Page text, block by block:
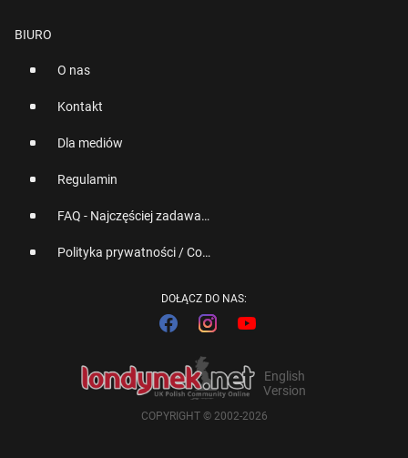
BIURO
O nas
Kontakt
Dla mediów
Regulamin
FAQ - Najczęściej zadawane pytania
Polityka prywatności / Cookies
DOŁĄCZ DO NAS:
English
Version
COPYRIGHT © 2002-2026